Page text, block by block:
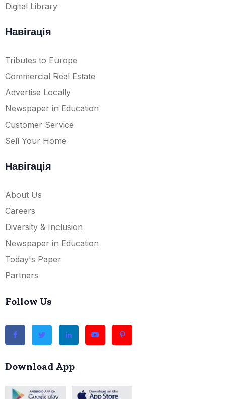
Digital Library
Навігація
Tributes to Europe
Commercial Real Estate
Advertise Locally
Newspaper in Education
Customer Service
Sell Your Home
Навігація
About Us
Careers
Diversity & Inclusion
Newspaper in Education
Today's Paper
Partners
Follow Us
Download App